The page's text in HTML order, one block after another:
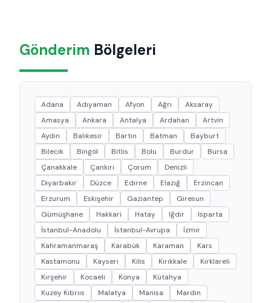
Gönderim Bölgeleri
Adana Adıyaman Afyon Ağrı
Aksaray
Amasya
Ankara Antalya Ardahan
Artvin
Aydın
Balıkesir Bartın Batman
Bayburt
Bilecik
Bingöl Bitlis Bolu Burdur
Bursa
Çanakkale
Çankırı Çorum
Denizli
Diyarbakır
Düzce Edirne Elazığ
Erzincan
Erzurum
Eskişehir Gaziantep
Giresun
Gümüşhane
Hakkari Hatay Iğdır
Isparta
İstanbul-Anadolu
İstanbul-Avrupa
İzmir
Kahramanmaraş
Karabük Karaman
Kars
Kastamonu
Kayseri Kilis Kırıkkale
Kırklareli
Kırşehir
Kocaeli Konya
Kütahya
Kuzey Kıbrııs
Malatya Manisa
Mardin